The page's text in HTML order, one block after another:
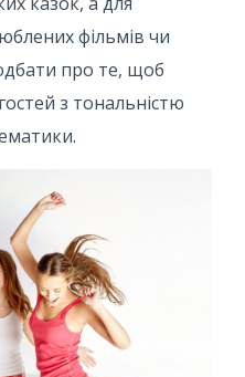
фільмів чи
про те, щоб
з тональністю